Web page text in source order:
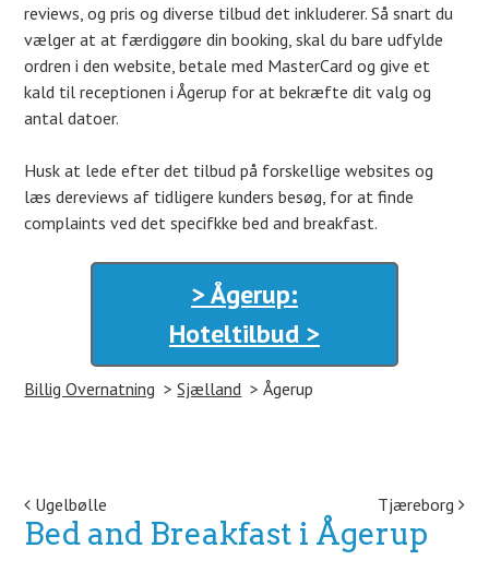
reviews, og pris og diverse tilbud det inkluderer. Så snart du
vælger at at færdiggøre din booking, skal du bare udfylde
ordren i den website, betale med MasterCard og give et
kald til receptionen i Ågerup for at bekræfte dit valg og
antal datoer.
Husk at lede efter det tilbud på forskellige websites og
læs dereviews af tidligere kunders besøg, for at finde
complaints ved det specifkke bed and breakfast.
> Ågerup:
Hoteltilbud >
Billig Overnatning Sjælland Ågerup
Post navigation
Ugelbølle Tjæreborg
Bed and Breakfast i Ågerup